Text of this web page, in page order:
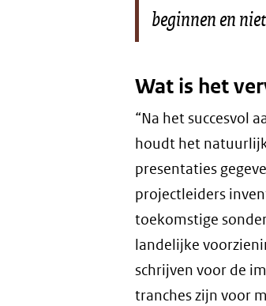
beginnen en
Wat is het
“Na het succesvol
houdt het
presentaties
projectleiders
toekomstige
landelijke
schrijven voor de
tranches zijn voor